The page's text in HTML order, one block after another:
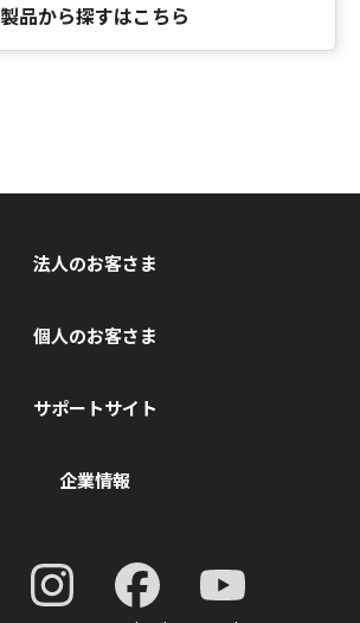
製品から探すはこちら
法人のお客さま
個人のお客さま
サポートサイト
企業情報